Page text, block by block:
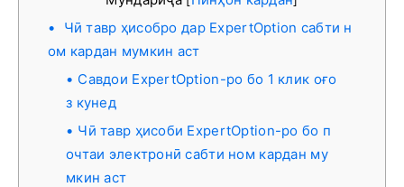
Чӣ тавр ҳисобро дар ExpertOption сабти н
ом кардан мумкин аст
Савдои ExpertOption-ро бо 1 клик оғо
з кунед
Чӣ тавр ҳисоби ExpertOption-ро бо п
очтаи электронӣ сабти ном кардан му
мкин аст